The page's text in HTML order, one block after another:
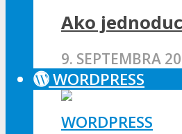
Ako
9. SEPTEMBRA
WORDPRESS
WORDPRESS